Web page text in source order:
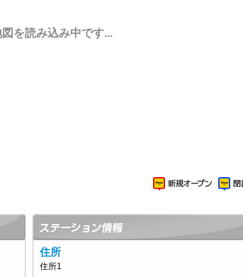
を読み込み中です...
住所
住所1